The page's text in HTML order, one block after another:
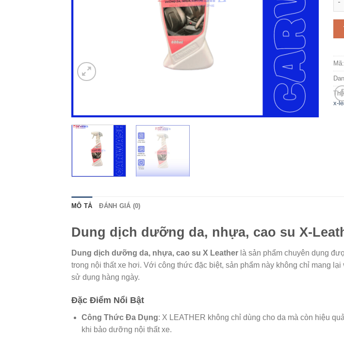
Mã:
x-
MÔ TẢ ĐÁNH GIÁ (0)
Dung dịch dưỡng da, nhựa, cao su X-
Dung dịch dưỡng da, nhựa, cao su X Leather là sản phẩm chuyên dụng
trong nội thất xe hơi. Với công thức đặc biệt, sản phẩm này không chỉ mang
sử dụng hàng ngày.
Đặc Điểm Nổi Bật
Công Thức Đa Dụng: X LEATHER không chỉ dùng cho da mà còn hiệu
khi bảo dưỡng nội thất xe.